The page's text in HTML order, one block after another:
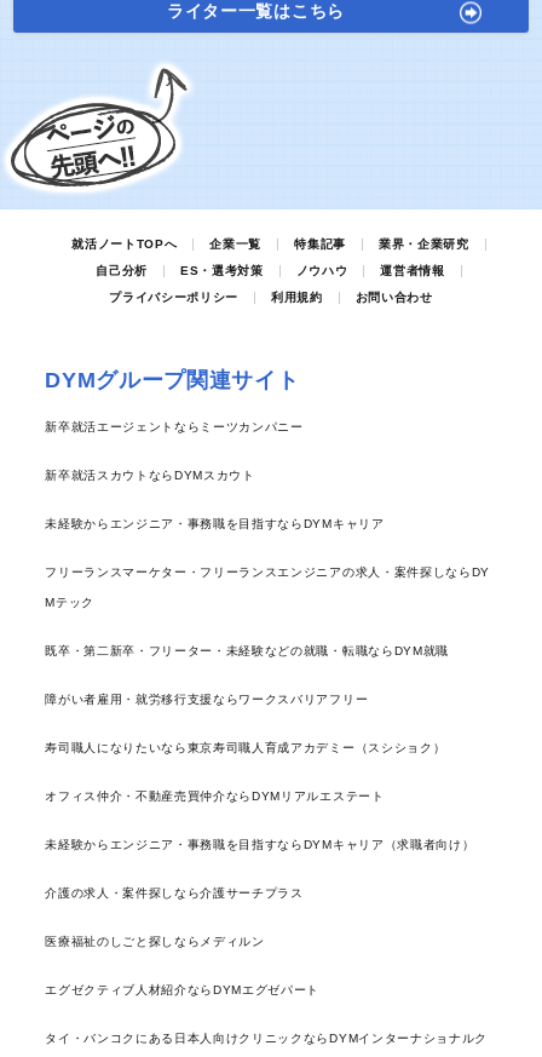
ライター一覧はこちら
就活ノートTOPへ 企業一覧 特集記事
業界・企業研究
自己分析
ES・選考対策 ノウハウ
運営者情報
プライバシーポリシー
利用規約 お問い合わせ
DYMグループ関連サイト
新卒就活エージェントならミーツカンパニー
新卒就活スカウトならDYMスカウト
未経験からエンジニア・事務職を目指すならDYMキャリア
フリーランスマーケター・フリーランスエンジニアの求人・案件探しならDY
Mテック
既卒・第二新卒・フリーター・未経験などの就職・転職ならDYM就職
障がい者雇用・就労移行支援ならワークスバリアフリー
寿司職人になりたいなら東京寿司職人育成アカデミー（スシショク）
オフィス仲介・不動産売買仲介ならDYMリアルエステート
未経験からエンジニア・事務職を目指すならDYMキャリア（求職者向け）
介護の求人・案件探しなら介護サーチプラス
医療福祉のしごと探しならメディルン
エグゼクティブ人材紹介ならDYMエグゼパート
タイ・バンコクにある日本人向けクリニックならDYMインターナショナルク